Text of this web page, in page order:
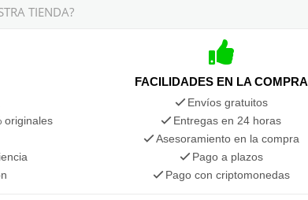
TIENDA?
originales
FACILIDADES EN LA COMPRA
Envíos gratuitos
Entregas en 24 horas
Asesoramiento en la compra
Pago a plazos
Pago con criptomonedas